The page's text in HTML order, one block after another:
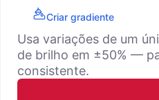
Criar gradiente
Usa variações de um
de brilho em ±50% —
consistente.